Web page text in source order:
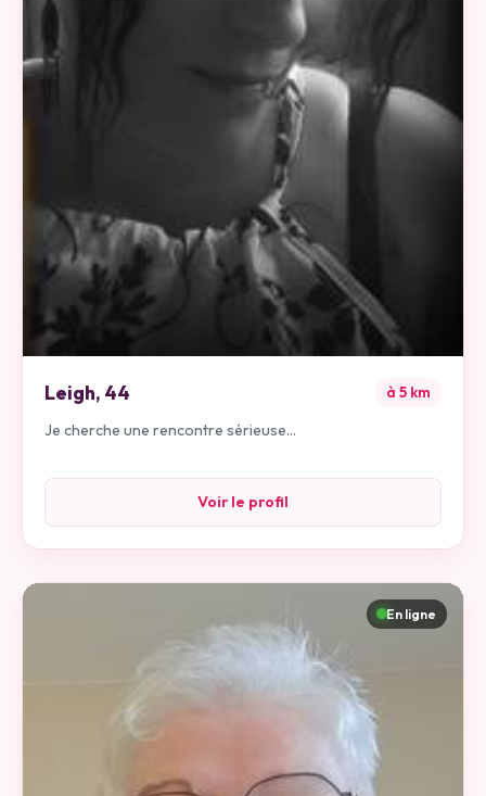
Leigh, 44 à 5 km
Je cherche une rencontre sérieuse...
Voir le profil
En ligne